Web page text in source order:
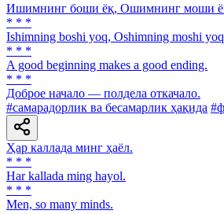
Ишимнинг боши ёқ, Ошимнинг моши
* * *
Ishimning boshi yoq, Oshimning moshi
* * *
A good beginning makes a good ending.
* * *
Доброе начало — полдела откачало.
#самарадорлик ва бесамарлик ҳақида
Ҳар каллада минг ҳаёл.
* * *
Har kallada ming hayol.
* * *
Men, so many minds.